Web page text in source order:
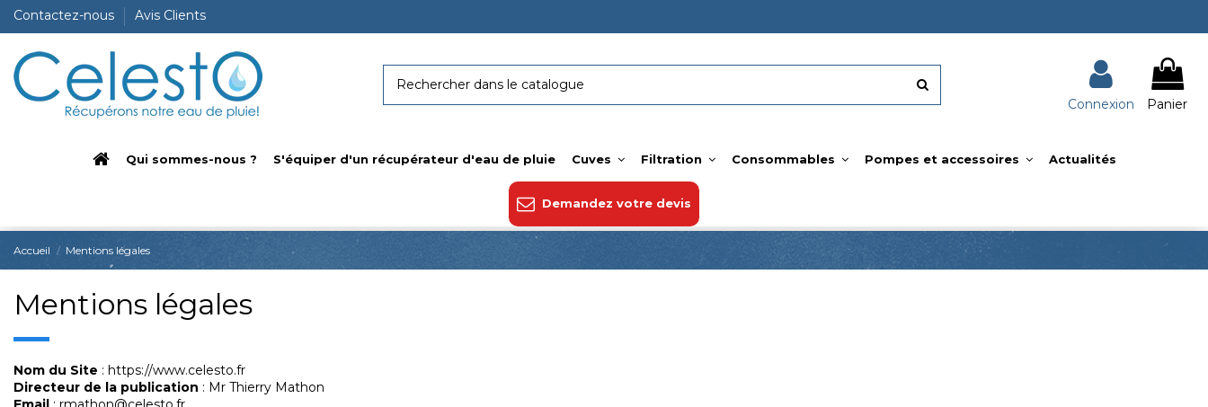
Contactez-nous Avis Clients
Connexion Panier
Qui sommes-nous ? S'équiper d'un récupérateur d'eau de pluie Cuves Filtration Consommables Pompes et accessoires Actualités
Demandez votre devis
Accueil Mentions légales
Mentions légales
Nom du Site : https://www.celesto.fr
Directeur de la publication : Mr Thierry Mathon